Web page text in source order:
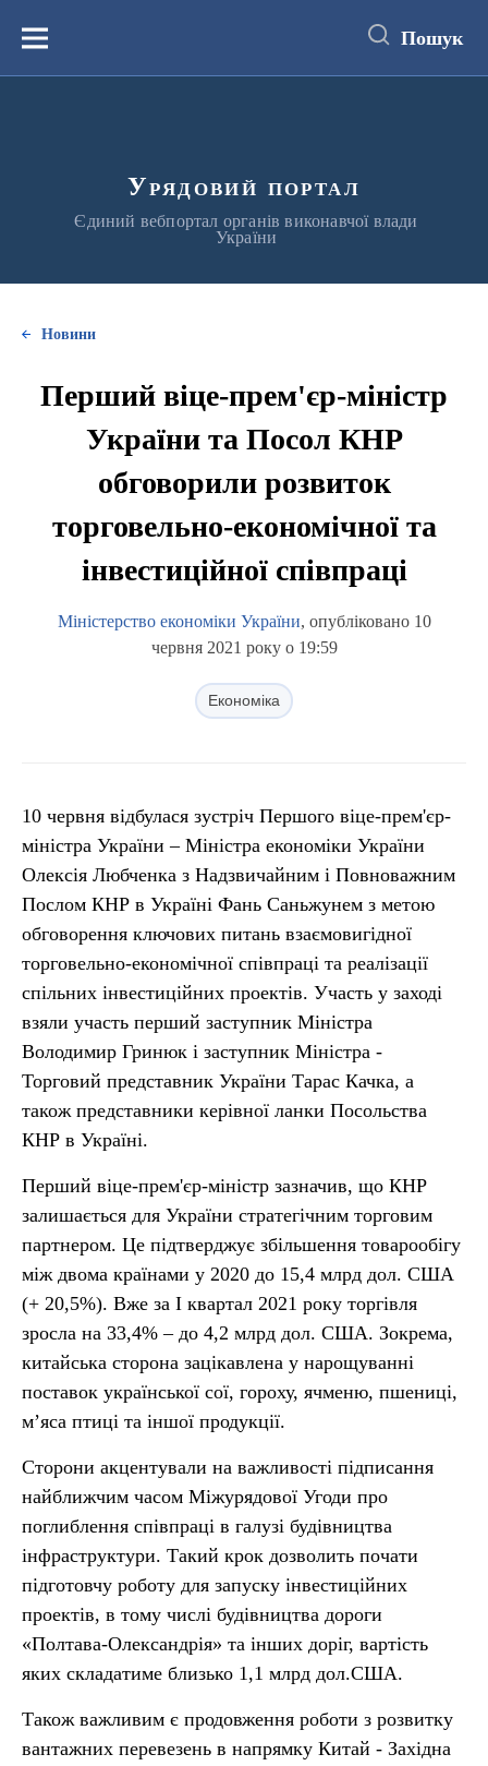
вмістуМеню Пошук
Урядовий портал
Єдиний вебпортал органів виконавчої влади
України
Новини
Перший віце-прем'єр-міністр
України та Посол КНР
обговорили розвиток
торговельно-економічної та
інвестиційної співпраці
Міністерство економіки України, опубліковано 10
червня 2021 року о 19:59
Економіка
10 червня відбулася зустріч Першого віце-прем'єр-
міністра України – Міністра економіки України
Олексія Любченка з Надзвичайним і Повноважним
Послом КНР в Україні Фань Саньжунем з метою
обговорення ключових питань взаємовигідної
торговельно-економічної співпраці та реалізації
спільних інвестиційних проектів. Участь у заході
взяли участь перший заступник Міністра
Володимир Гринюк і заступник Міністра -
Торговий представник України Тарас Качка, а
також представники керівної ланки Посольства
КНР в Україні.
Перший віце-прем'єр-міністр зазначив, що КНР
залишається для України стратегічним торговим
партнером. Це підтверджує збільшення товарообігу
між двома країнами у 2020 до 15,4 млрд дол. США
(+ 20,5%). Вже за І квартал 2021 року торгівля
зросла на 33,4% – до 4,2 млрд дол. США. Зокрема,
китайська сторона зацікавлена у нарощуванні
поставок української сої, гороху, ячменю, пшениці,
м’яса птиці та іншої продукції.
Сторони акцентували на важливості підписання
найближчим часом Міжурядової Угоди про
поглиблення співпраці в галузі будівництва
інфраструктури. Такий крок дозволить почати
підготовчу роботу для запуску інвестиційних
проектів, в тому числі будівництва дороги
«Полтава-Олександрія» та інших доріг, вартість
яких складатиме близько 1,1 млрд дол.США.
Також важливим є продовження роботи з розвитку
вантажних перевезень в напрямку Китай - Західна